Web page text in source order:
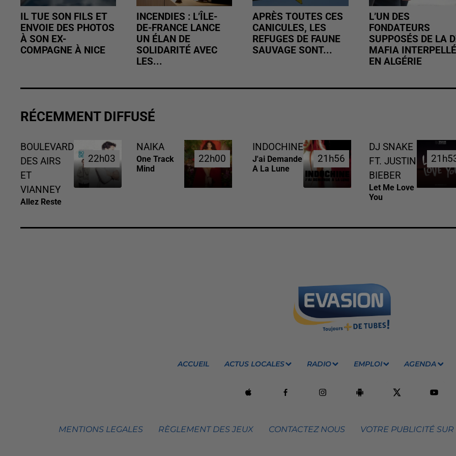
IL TUE SON FILS ET
ENVOIE DES PHOTOS
À SON EX-
COMPAGNE À NICE
INCENDIES : L’ÎLE-
DE-FRANCE LANCE
UN ÉLAN DE
SOLIDARITÉ AVEC
LES...
APRÈS TOUTES CES
CANICULES, LES
REFUGES DE FAUNE
SAUVAGE SONT...
L’UN DES
FONDATEURS
SUPPOSÉS DE LA
MAFIA INTERPELLÉ
EN ALGÉRIE
RÉCEMMENT DIFFUSÉ
BOULEVARD
DES AIRS
ET
VIANNEY
Allez Reste
22h03
22h03
NAIKA
One Track
Mind
22h00
22h00
INDOCHINE
J'ai Demande
A La Lune
21h56
21h56
DJ SNAKE
FT. JUSTIN
BIEBER
Let Me Love
You
ACCUEIL ACTUS LOCALES RADIO EMPLOI AGENDA
MENTIONS LEGALES RÈGLEMENT DES JEUX CONTACTEZ NOUS VOTRE PUBLICITÉ